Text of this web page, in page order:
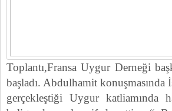
Toplantı,Fransa Uygur Derneği
başladı. Abdulhamit konuşmasında
gerçekleştiği Uygur katliamında